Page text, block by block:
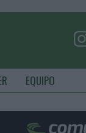
EQUIPO